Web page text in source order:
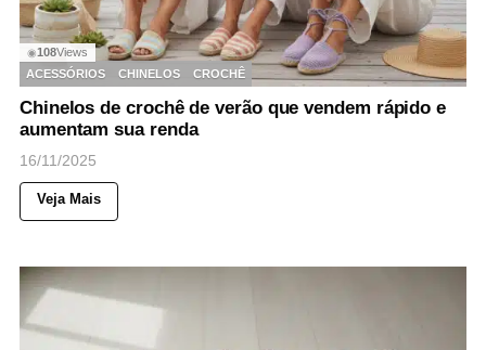
◉108Views
ACESSÓRIOS
CHINELOS CROCHÊ
Chinelos de crochê de verão que vendem rápido e
aumentam sua renda
16/11/2025
Veja Mais